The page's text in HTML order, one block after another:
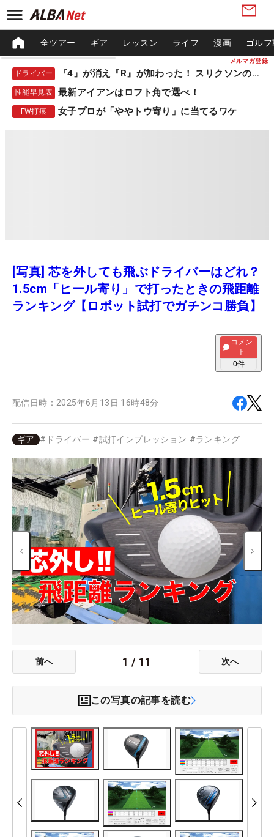
メルマガ登録
全ツアー ギア レッスン ライフ 漫画 ゴル
ドライバー 『4』が消え『R』が加わった！ スリクソンの新作
性能早見表 最新アイアンはロフト角で選べ！
FW打痕 女子プロが「ややトウ寄り」に当てるワケ
[写真] 芯を外しても飛ぶドライバーはどれ？
1.5cm「ヒール寄り」で打ったときの飛距離
ランキング【ロボット試打でガチンコ勝負】
コメン
ト
0件
配信日時： 2025年6月13日 16時48分
ギア # ドライバー #試打インプレッション #ランキング
前へ 1 / 11 次へ
この写真の記事を読む